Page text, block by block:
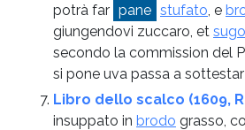
potrà far pane stufato, e
giungendovi zuccaro, et sugo
secondo la commission del
si pone uva passa a
Libro dello scalco (1609,
insuppato in brodo grasso,